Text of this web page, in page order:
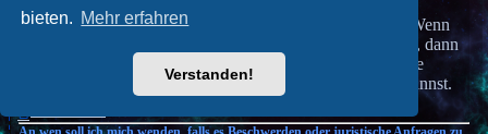
bieten. Mehr erfahren
Verstanden!
Diese Software wurde von phpBB Limited geschrieben. Wenn
du denkst, dass eine Funktion implementiert werden sollte, dann
, wo du deine Stimme für bestehende
Vorschläge abgeben oder neue Funktionen vorschlagen kannst.